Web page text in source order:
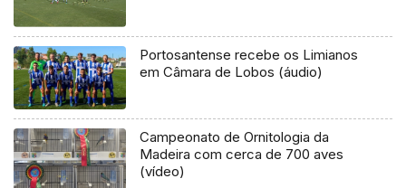
Portosantense recebe os Limianos
em Câmara de Lobos (áudio)
Campeonato de Ornitologia da
Madeira com cerca de 700 aves
(vídeo)